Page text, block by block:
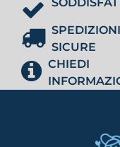
SPEDIZIONI
SICURE
CHIEDI